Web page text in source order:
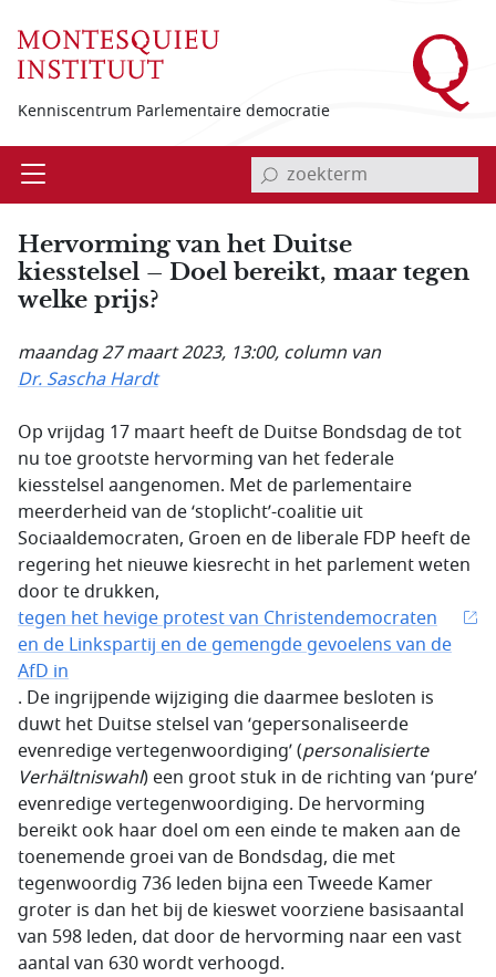
Kenniscentrum Parlementaire democratie
Open invoerveld zoekterm
Hervorming van het Duitse
kiesstelsel – Doel bereikt, maar tegen
welke prijs?
maandag 27 maart 2023, 13:00, column van
Dr. Sascha Hardt
Op vrijdag 17 maart heeft de Duitse Bondsdag de tot
nu toe grootste hervorming van het federale
kiesstelsel aangenomen. Met de parlementaire
meerderheid van de ‘stoplicht’-coalitie uit
Sociaaldemocraten, Groen en de liberale FDP heeft de
regering het nieuwe kiesrecht in het parlement weten
door te drukken,
tegen het hevige protest van Christendemocraten
en de Linkspartij en de gemengde gevoelens van de
AfD in
. De ingrijpende wijziging die daarmee besloten is
duwt het Duitse stelsel van ‘gepersonaliseerde
evenredige vertegenwoordiging’ (personalisierte
Verhältniswahl) een groot stuk in de richting van ‘pure’
evenredige vertegenwoordiging. De hervorming
bereikt ook haar doel om een einde te maken aan de
toenemende groei van de Bondsdag, die met
tegenwoordig 736 leden bijna een Tweede Kamer
groter is dan het bij de kieswet voorziene basisaantal
van 598 leden, dat door de hervorming naar een vast
aantal van 630 wordt verhoogd.